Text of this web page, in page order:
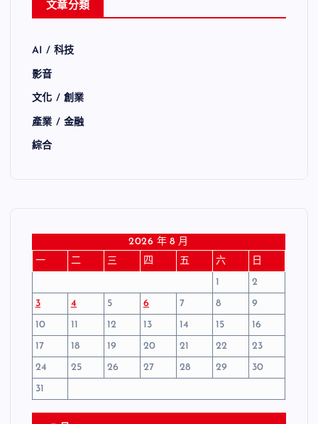
文章分類
AI / 科技
影音
文化 / 創業
產業 / 金融
綜合
2026 年 8 月
一
二 三 四 五 六
日
1
2
3
4 5 6 7 8
9
10
11 12 13 14 15
16
17
18 19 20 21 22
23
24
25 26 27 28 29
30
31